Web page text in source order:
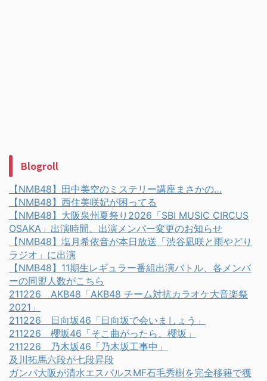
Blogroll
【NMB48】田中美空のミステリー講座まさかの…
【NMB48】西住美咲妃が困ってる
【NMB48】大阪泉州夏祭り2026「SBI MUSIC CIRCUS
OSAKA」出演時間、出演メンバー変更のお知らせ
【NMB48】塩月希依音が本日放送「渋谷凪咲と雨やどり
ラジオ」に出演
【NMB48】11期生レギュラー番組出演バトル、各メンバ
ーの同盟人数がこちら
211226 AKB48「AKB48 チーム対抗カラオケ大音楽祭
2021」
211226 日向坂46「日向坂で会いましょう」
211226 櫻坂46「そこ曲がったら、櫻坂」
211226 乃木坂46「乃木坂工事中」
及川拓馬六段が七段昇段
ガンバ大阪が清水エスパルスMF石毛秀樹を完全移籍で獲